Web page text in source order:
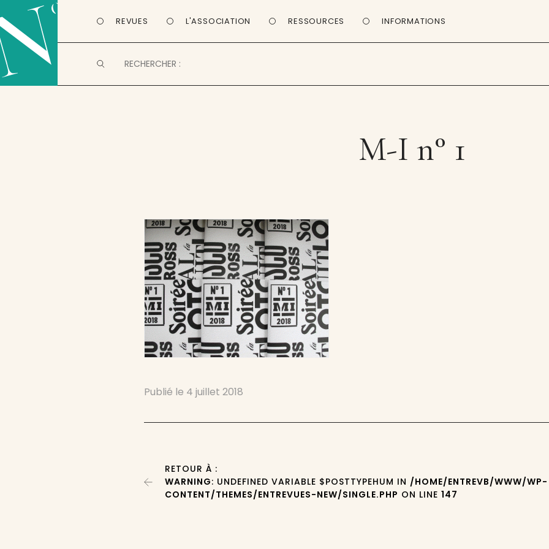
REVUES L'ASSOCIATION RESSOURCES INFORMATIONS
M-I n° 1
Publié le 4 juillet 2018
RETOUR À :
WARNING: UNDEFINED VARIABLE $POSTTYPEHUM IN /HOME/ENTREVB/WWW/WP-
CONTENT/THEMES/ENTREVUES-NEW/SINGLE.PHP ON LINE147